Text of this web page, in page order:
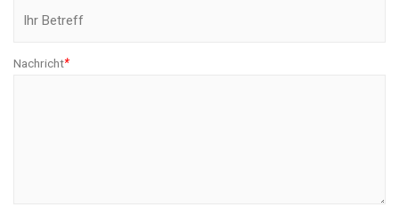
Nachricht*